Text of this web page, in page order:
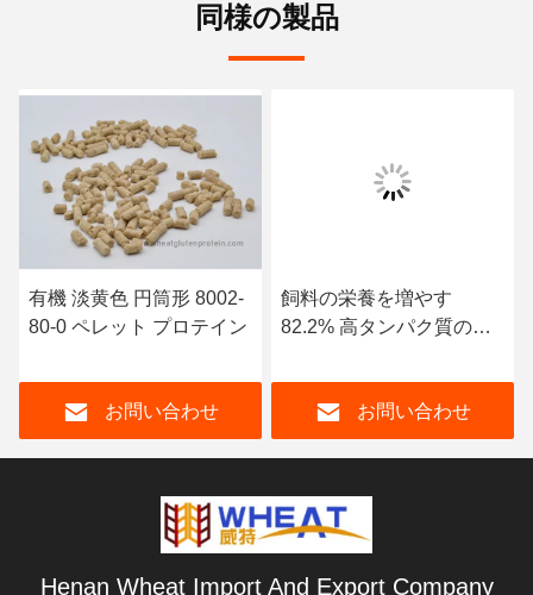
同様の製品
有機 淡黄色 円筒形 8002-
80-0 ペレット プロテイン
お問い合わせ
飼料の栄養を増やす
82.2% 高タンパク質のペ
お問い合わせ
Henan Wheat Import And Export Company